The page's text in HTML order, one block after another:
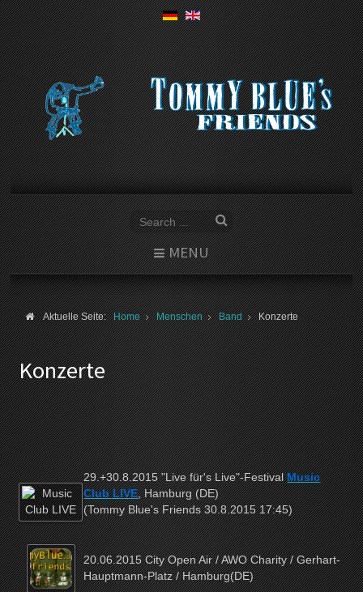
MENU
Aktuelle Seite:Home Menschen Band Konzerte
Konzerte
29.+30.8.2015 "Live für's Live"-FestivalMusic
Club LIVE, Hamburg (DE)
(Tommy Blue's Friends 30.8.2015 17:45)
20.06.2015 City Open Air / AWO Charity / Gerhart-
Hauptmann-Platz / Hamburg(DE)